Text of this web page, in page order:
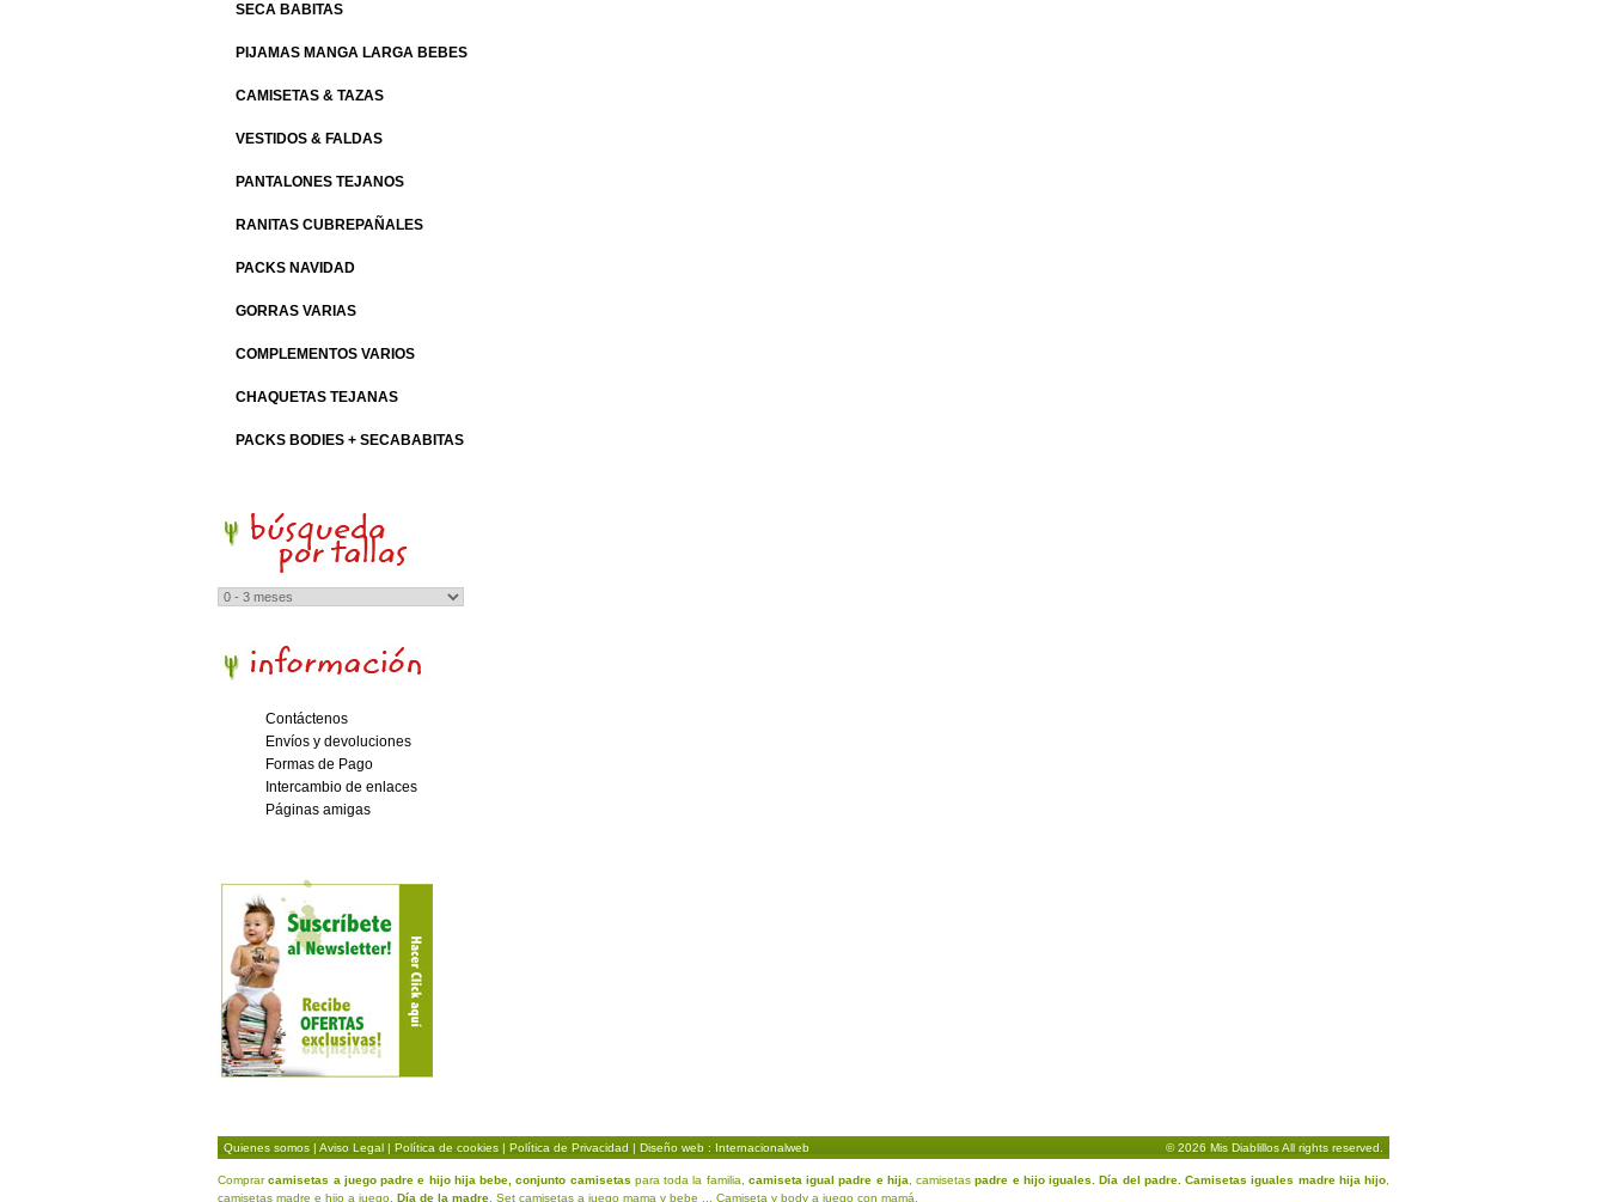
SECA BABITAS
PIJAMAS MANGA LARGA BEBES
CAMISETAS & TAZAS
VESTIDOS & FALDAS
PANTALONES TEJANOS
RANITAS CUBREPAÑALES
PACKS NAVIDAD
GORRAS VARIAS
COMPLEMENTOS VARIOS
CHAQUETAS TEJANAS
PACKS BODIES + SECABABITAS
Contáctenos
Envíos y devoluciones
Formas de Pago
Intercambio de enlaces
Páginas amigas
Quienes somos | Aviso Legal | Política de cookies | Política de Privacidad | Diseño web : Internacionalweb © 2026 Mis Diablillos All rights reserved.
Comprarcamisetas a juego padre e hijo hija bebe, conjunto camisetas para toda la familia, camiseta igual padre e hija, camisetaspadre e hijo iguales. Día del padre. Camisetas iguales madre hija hijo,
camisetas madre e hijo a juego. Día de la madre. Set camisetas a juego mama y bebe ... Camiseta y body a juego con mamá.